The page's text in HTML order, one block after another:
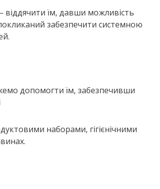
їм, давши можливість
забезпечити системною
допомогти їм, забезпечивши
наборами, гігієнічними